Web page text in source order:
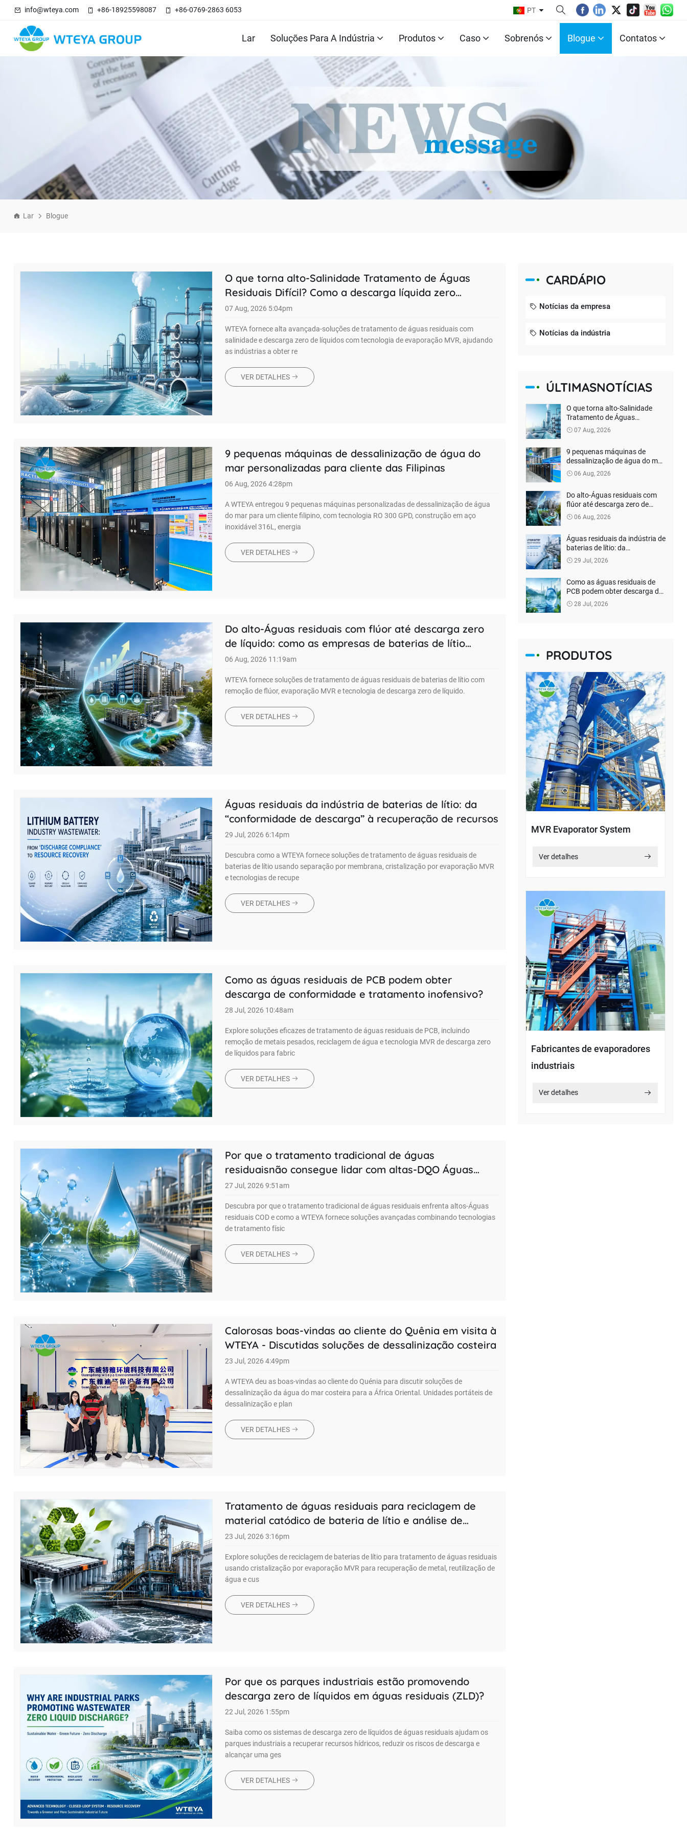
info@wteya.com +86-18925598087 +86-0769-2863 6053 PT
Lar Soluções Para A Indústria Produtos Caso Sobrenós Blogue Contatos
Lar Blogue
O que torna alto-Salinidade Tratamento de Águas
Residuais Difícil? Como a descarga líquida zero
verdadeira pode ser alcançada?
07 Aug, 2026 5:04pm
WTEYA fornece alta avançada-soluções de tratamento de águas residuais com
salinidade e descarga zero de líquidos com tecnologia de evaporação MVR, ajudando
as indústrias a obter re
VER DETALHES
9 pequenas máquinas de dessalinização de água do
mar personalizadas para cliente das Filipinas
06 Aug, 2026 4:28pm
A WTEYA entregou 9 pequenas máquinas personalizadas de dessalinização de água
do mar para um cliente filipino, com tecnologia RO 300 GPD, construção em aço
inoxidável 316L, energia
VER DETALHES
Do alto-Águas residuais com flúor até descarga zero
de líquido: como as empresas de baterias de lítio
podem reduzir os custos de tratamento ambiental?
06 Aug, 2026 11:19am
WTEYA fornece soluções de tratamento de águas residuais de baterias de lítio com
remoção de flúor, evaporação MVR e tecnologia de descarga zero de líquido.
VER DETALHES
Águas residuais da indústria de baterias de lítio: da
“conformidade de descarga” à recuperação de recursos
29 Jul, 2026 6:14pm
Descubra como a WTEYA fornece soluções de tratamento de águas residuais de
baterias de lítio usando separação por membrana, cristalização por evaporação MVR
e tecnologias de recupe
VER DETALHES
Como as águas residuais de PCB podem obter
descarga de conformidade e tratamento inofensivo?
28 Jul, 2026 10:48am
Explore soluções eficazes de tratamento de águas residuais de PCB, incluindo
remoção de metais pesados, reciclagem de água e tecnologia MVR de descarga zero
de líquidos para fabric
VER DETALHES
Por que o tratamento tradicional de águas
residuaisnão consegue lidar com altas-DQO Águas
Residuais?
27 Jul, 2026 9:51am
Descubra por que o tratamento tradicional de águas residuais enfrenta altos-Águas
residuais COD e como a WTEYA fornece soluções avançadas combinando tecnologias
de tratamento físic
VER DETALHES
Calorosas boas-vindas ao cliente do Quênia em visita à
WTEYA - Discutidas soluções de dessalinização costeira
23 Jul, 2026 4:49pm
A WTEYA deu as boas-vindas ao cliente do Quénia para discutir soluções de
dessalinização da água do mar costeira para a África Oriental. Unidades portáteis de
dessalinização e plan
VER DETALHES
Tratamento de águas residuais para reciclagem de
material catódico de bateria de lítio e análise de
processo de cristalização por evaporação MVR
23 Jul, 2026 3:16pm
Explore soluções de reciclagem de baterias de lítio para tratamento de águas residuais
usando cristalização por evaporação MVR para recuperação de metal, reutilização de
água e cus
VER DETALHES
Por que os parques industriais estão promovendo
descarga zero de líquidos em águas residuais (ZLD)?
22 Jul, 2026 1:55pm
Saiba como os sistemas de descarga zero de líquidos de águas residuais ajudam os
parques industriais a recuperar recursos hídricos, reduzir os riscos de descarga e
alcançar uma ges
VER DETALHES
CARDÁPIO
Notícias da empresa
Notícias da indústria
ÚLTIMASNOTÍCIAS
O que torna alto-Salinidade
Tratamento de Águas
Residuais Difícil? Como a
descarga líquida zero
alcançada?
07 Aug, 2026
9 pequenas máquinas de
dessalinização de água do mar
personalizadas para cliente
das Filipinas
06 Aug, 2026
Do alto-Águas residuais com
flúor até descarga zero de
líquido: como as empresas de
baterias de lítio podem reduzir
ambiental?
06 Aug, 2026
Águas residuais da indústria de
baterias de lítio: da
“conformidade de descarga” à
recuperação de recursos
29 Jul, 2026
Como as águas residuais de
PCB podem obter descarga de
conformidade e tratamento
inofensivo?
28 Jul, 2026
PRODUTOS
MVR Evaporator System
Ver detalhes
Fabricantes de evaporadores
industriais
Ver detalhes